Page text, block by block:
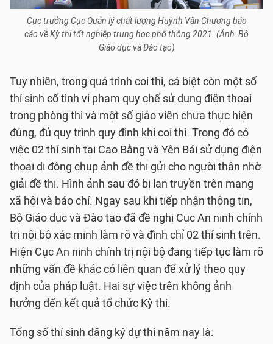
Cục trưởng Cục Quản lý chất lượng Huỳnh Văn Chương báo
cáo về Kỳ thi tốt nghiệp trung học phổ thông 2021. (Ảnh: Bộ
Giáo dục và Đào tạo)
Tuy nhiên, trong quá trình coi thi, cá biệt còn một số
thí sinh cố tình vi phạm quy chế sử dụng điện thoại
trong phòng thi và một số giáo viên chưa thực hiện
đúng, đủ quy trình quy định khi coi thi. Trong đó có
việc 02 thí sinh tại Cao Bằng và Yên Bái sử dụng điện
thoại di động chụp ảnh đề thi gửi cho người thân nhờ
giải đề thi. Hình ảnh sau đó bị lan truyền trên mạng
xã hội và báo chí. Ngay sau khi tiếp nhận thông tin,
Bộ Giáo dục và Đào tạo đã đề nghị Cục An ninh chính
trị nội bộ xác minh làm rõ và đình chỉ 02 thí sinh trên.
Hiện Cục An ninh chính trị nội bộ đang tiếp tục làm rõ
những vấn đề khác có liên quan để xử lý theo quy
định của pháp luật. Hai sự việc trên không ảnh
hưởng đến kết quả tổ chức Kỳ thi.
Tổng số thí sinh đăng ký dự thi năm nay là: